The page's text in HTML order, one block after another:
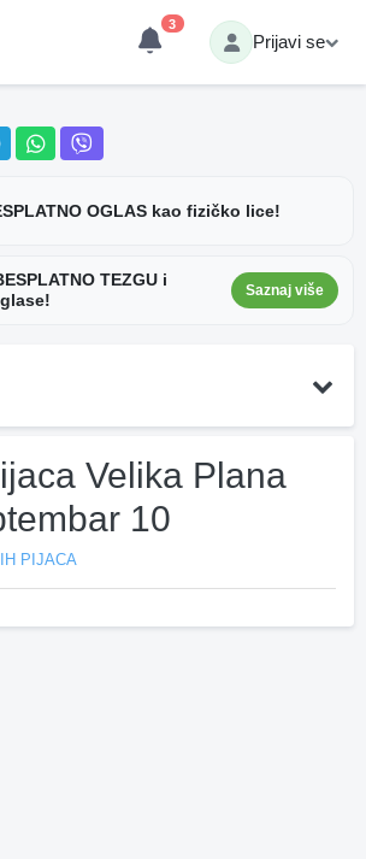
3
Prijavi se
OGLAS kao fizičko lice!
TEZGU i
Saznaj više
Velika Plana
10
PIJACA